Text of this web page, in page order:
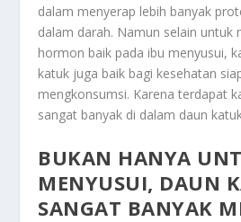
dalam menyerap lebih banyak
dalam darah. Namun selain untuk
hormon baik pada ibu menyusui,
katuk juga baik bagi kesehatan
mengkonsumsi. Karena terdapat
sangat banyak di dalam daun
BUKAN HANYA
MENYUSUI, DAUN
SANGAT BANYAK